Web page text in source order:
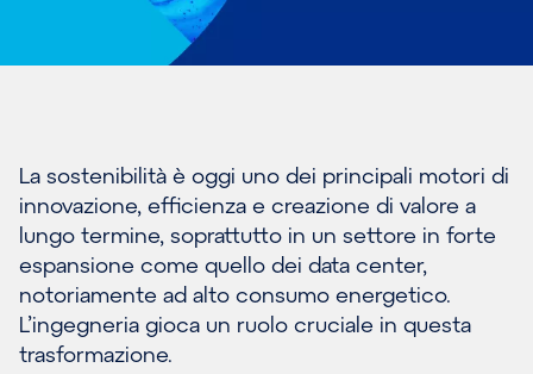
La sostenibilità è oggi uno dei principali motori di
innovazione, efficienza e creazione di valore a
lungo termine, soprattutto in un settore in forte
espansione come quello dei data center,
notoriamente ad alto consumo energetico.
L’ingegneria gioca un ruolo cruciale in questa
trasformazione.